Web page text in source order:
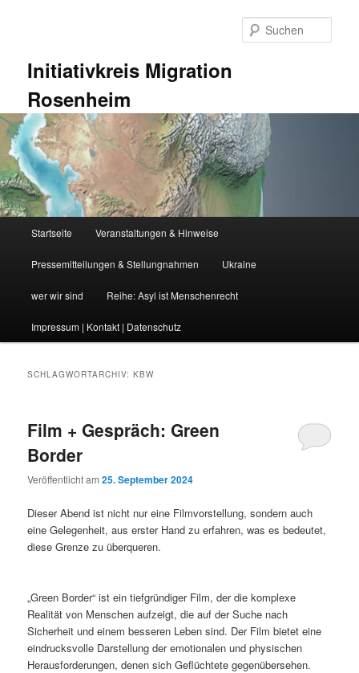
Initiativkreis Migration
Rosenheim
Startseite Veranstaltungen & Hinweise
Pressemitteilungen & Stellungnahmen Ukraine
wer wir sind Reihe: Asyl ist Menschenrecht
Impressum | Kontakt | Datenschutz
SCHLAGWORTARCHIV:KBW
Film + Gespräch: Green
Border
Veröffentlicht am25. September 2024
Dieser Abend ist nicht nur eine Filmvorstellung, sondern auch
eine Gelegenheit, aus erster Hand zu erfahren, was es bedeutet,
diese Grenze zu überqueren.
„Green Border“ ist ein tiefgründiger Film, der die komplexe
Realität von Menschen aufzeigt, die auf der Suche nach
Sicherheit und einem besseren Leben sind. Der Film bietet eine
eindrucksvolle Darstellung der emotionalen und physischen
Herausforderungen, denen sich Geflüchtete gegenübersehen.